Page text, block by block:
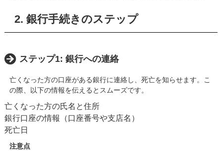
2. 銀行手続きのステップ
ステップ1: 銀行への連絡
亡くなった方の口座がある銀行に連絡し、死亡を知らせます。こ
の際、以下の情報を伝えるとスムーズです。
亡くなった方の氏名と住所
銀行口座の情報（口座番号や支店名）
死亡日
注意点